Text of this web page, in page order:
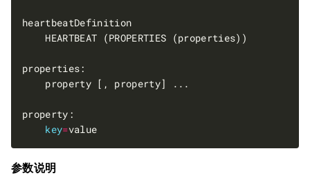
key=
参数说明